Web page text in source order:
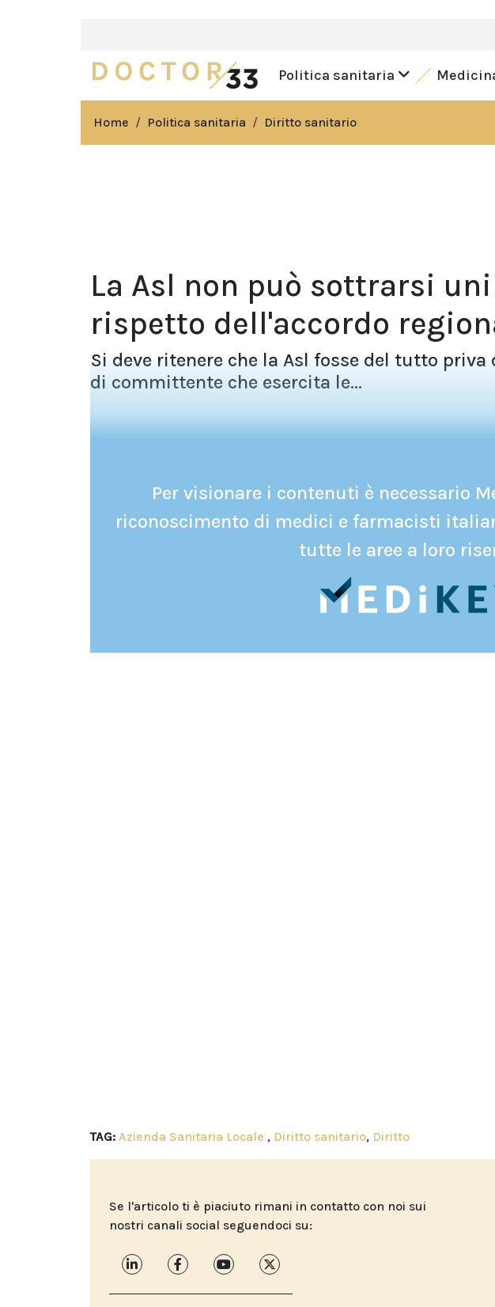
Politica sanitaria
Home Politica sanitaria Diritto sanitario
La Asl non può sottrarsi
rispetto dell'accordo
Si deve ritenere che la Asl fosse del tutto
di committente che esercita le...
Per visionare i contenuti è necessario
riconoscimento di medici e farmacisti
tutte le aree a loro
TAG: Azienda Sanitaria Locale , Diritto sanitario, Diritto
Se l'articolo ti è piaciuto rimani in contatto con noi sui
nostri canali social seguendoci su: